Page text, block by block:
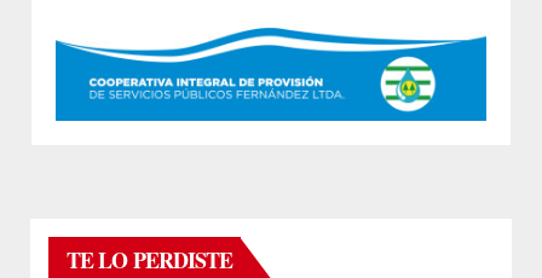
TE LO PERDISTE